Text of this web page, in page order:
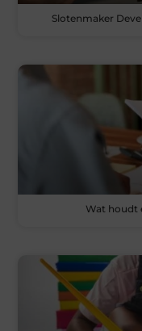
Slotenmaker
Wat houdt